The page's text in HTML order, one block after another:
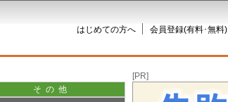
はじめての方へ 会員登録(有料･無料)
その他
[PR]